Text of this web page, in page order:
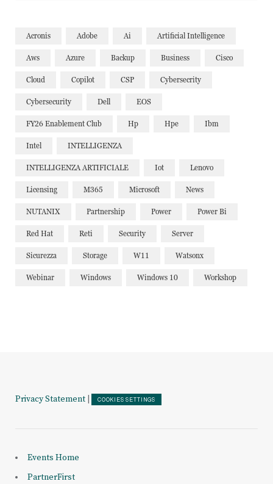
Acronis Adobe Ai Artificial Intelligence
Aws Azure Backup Business Cisco
Cloud Copilot CSP Cybersecrity
Cybersecurity Dell EOS
FY26 Enablement Club Hp Hpe Ibm
Intel INTELLIGENZA
INTELLIGENZA ARTIFICIALE Iot Lenovo
Licensing M365 Microsoft News
NUTANIX Partnership Power Power Bi
Red Hat Reti Security Server
Sicurezza Storage W11 Watsonx
Webinar Windows Windows 10 Workshop
Privacy Statement COOKIES SETTINGS
Events Home
PartnerFirst